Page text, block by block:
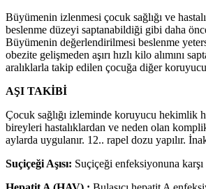
Büyümenin izlenmesi çocuk sağlığı ve
beslenme düzeyi saptanabildiği gibi daha
Büyümenin değerlendirilmesi beslenme
obezite gelişmeden aşırı hızlı kilo alımını
aralıklarla takip edilen çocuğa diğer
AŞI TAKİBİ
Çocuk sağlığı izleminde koruyucu hekimlik
bireyleri hastalıklardan ve neden olan
aylarda uygulanır. 12.. rapel dozu yapılır.
Suçiçeği Aşısı: Suçiçeği enfeksiyonuna